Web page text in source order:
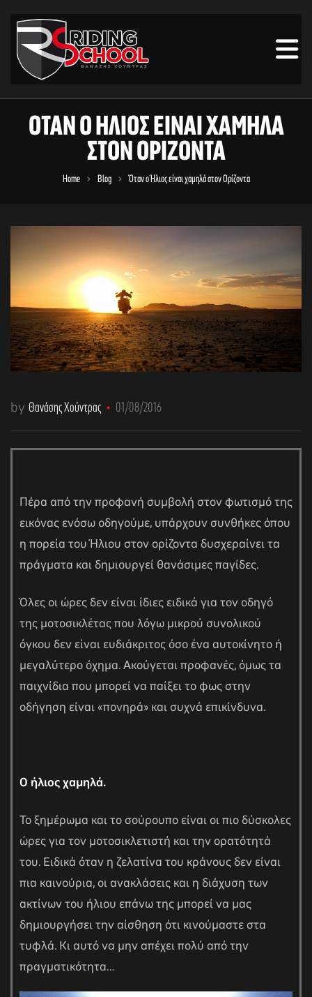
ΌΤΑΝ Ο ΉΛΙΟΣ ΕΊΝΑΙ ΧΑΜΗΛΆ
ΣΤΟΝ ΟΡΊΖΟΝΤΑ
Home Blog Όταν ο Ήλιος είναι χαμηλά στον Ορίζοντα
by Θανάσης Χούντρας 01/08/2016
Πέρα από την προφανή συμβολή στον φωτισμό της
εικόνας ενόσω οδηγούμε, υπάρχουν συνθήκες όπου
η πορεία του Ήλιου στον ορίζοντα δυσχεραίνει τα
πράγματα και δημιουργεί θανάσιμες παγίδες.
Όλες οι ώρες δεν είναι ίδιες ειδικά για τον οδηγό
της μοτοσικλέτας που λόγω μικρού συνολικού
όγκου δεν είναι ευδιάκριτος όσο ένα αυτοκίνητο ή
μεγαλύτερο όχημα. Ακούγεται προφανές, όμως τα
παιχνίδια που μπορεί να παίξει το φως στην
οδήγηση είναι «πονηρά» και συχνά επικίνδυνα.
Ο ήλιος χαμηλά.
Το ξημέρωμα και το σούρουπο είναι οι πιο δύσκολες
ώρες για τον μοτοσικλετιστή και την ορατότητά
του. Ειδικά όταν η ζελατίνα του κράνους δεν είναι
πια καινούρια, οι ανακλάσεις και η διάχυση των
ακτίνων του ήλιου επάνω της μπορεί να μας
δημιουργήσει την αίσθηση ότι κινούμαστε στα
τυφλά. Κι αυτό να μην απέχει πολύ από την
πραγματικότητα…